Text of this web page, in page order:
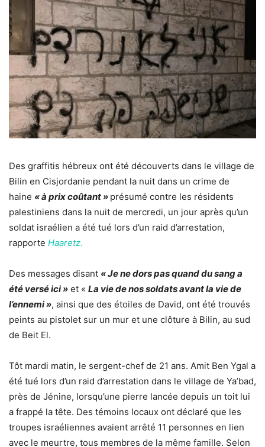
Des graffitis hébreux ont été découverts dans le village de
Bilin en Cisjordanie pendant la nuit dans un crime de
haine « à prix coûtant » présumé contre les résidents
palestiniens dans la nuit de mercredi, un jour après qu’un
soldat israélien a été tué lors d’un raid d’arrestation,
rapporte Haaretz.
Des messages disant « Je ne dors pas quand du sang a
été versé ici » et « La vie de nos soldats avant la vie de
l’ennemi », ainsi que des étoiles de David, ont été trouvés
peints au pistolet sur un mur et une clôture à Bilin, au sud
de Beit El.
Tôt mardi matin, le sergent-chef de 21 ans. Amit Ben Ygal a
été tué lors d’un raid d’arrestation dans le village de Ya’bad,
près de Jénine, lorsqu’une pierre lancée depuis un toit lui
a frappé la tête. Des témoins locaux ont déclaré que les
troupes israéliennes avaient arrêté 11 personnes en lien
avec le meurtre, tous membres de la même famille. Selon